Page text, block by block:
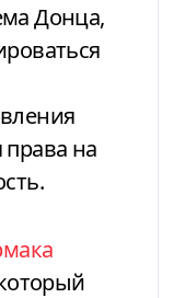
Донца,
на